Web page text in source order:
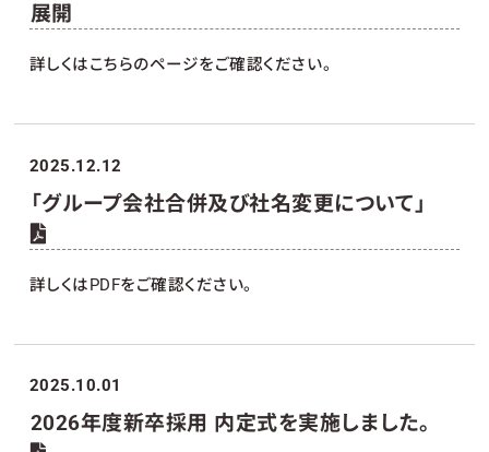
展開
詳しくはこちらのページをご確認ください。
2025.12.12
「グループ会社合併及び社名変更について」
詳しくはPDFをご確認ください。
2025.10.01
2026年度新卒採用 内定式を実施しました。